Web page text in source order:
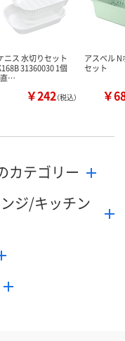
ニス 水切りセット
31360030 1個
直…
￥242（税込）
アスベル
セット
￥
カテゴリー
ジ/キッチン